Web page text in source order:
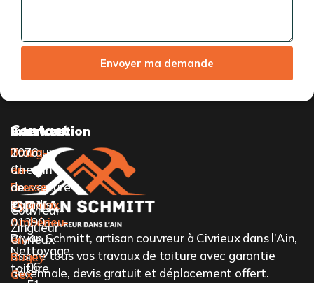
Envoyer ma demande
Bryan Schmitt, artisan couvreur à Civrieux dans l’Ain,
assure tous vos travaux de toiture avec garantie
décennale, devis gratuit et déplacement offert.
Services
Travaux
de
couverture
Couvreur-
Zingueur
Nettoyage
toiture
Intervention
Bourg-
en-
Bresse
Oyonnax
Ambérieu-
en-
Bugey
Gex
Contact
2076
Chemin
de
Paradis,
01390
Civrieux
06